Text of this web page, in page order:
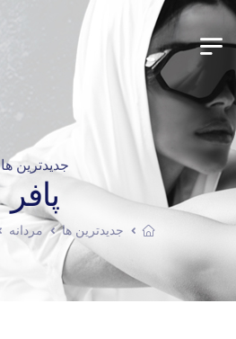
جدیدترین ها
پافر
جدیدترین ها مردانه